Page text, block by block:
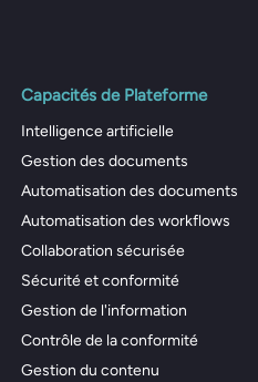
Capacités de Plateforme
Intelligence artificielle
Gestion des documents
Automatisation des documents
Automatisation des workflows
Collaboration sécurisée
Sécurité et conformité
Gestion de l'information
Contrôle de la conformité
Gestion du contenu